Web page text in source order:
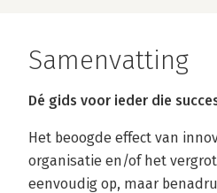
Samenvatting
Dé gids voor ieder die
Het beoogde effect van
organisatie en/of het
eenvoudig op, maar